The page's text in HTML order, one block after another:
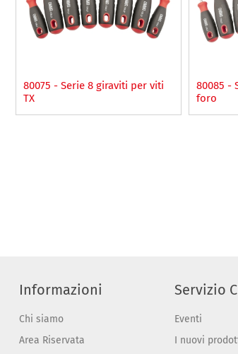
80075 - Serie 8 giraviti per viti
TX
80085 -
foro
Informazioni
Chi siamo
Area Riservata
Servizio
Eventi
I nuovi